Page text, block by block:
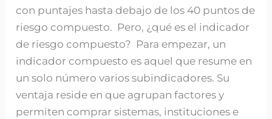
con puntajes hasta debajo de los 40 puntos de
riesgo compuesto. Pero, ¿qué es el indicador
de riesgo compuesto? Para empezar, un
indicador compuesto es aquel que resume en
un solo número varios subindicadores. Su
ventaja reside en que agrupan factores y
permiten comprar sistemas, instituciones e